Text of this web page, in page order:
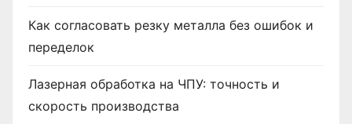
Как согласовать резку металла без ошибок и
переделок
Лазерная обработка на ЧПУ: точность и
скорость производства